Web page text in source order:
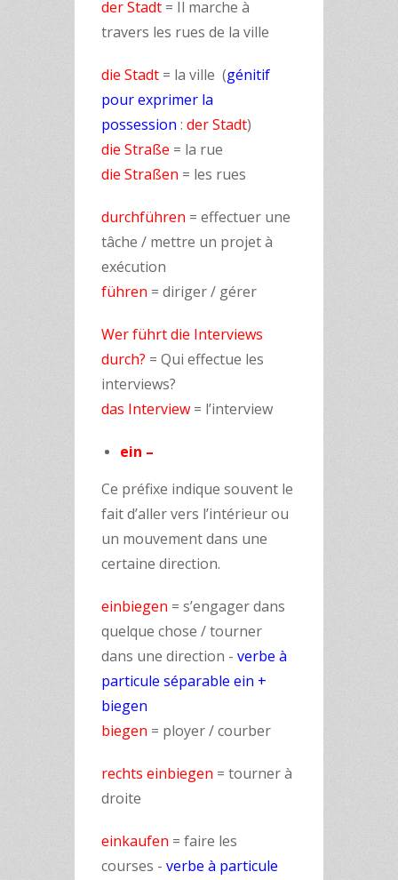
der Stadt = Il marche à
travers les rues de la ville
die Stadt = la ville (génitif
pour exprimer la
possession : der Stadt)
die Straße = la rue
die Straßen = les rues
durchführen = effectuer une
tâche / mettre un projet à
exécution
führen = diriger / gérer
Wer führt die Interviews
durch? = Qui effectue les
interviews?
das Interview = l’interview
ein –
Ce préfixe indique souvent le
fait d’aller vers l’intérieur ou
un mouvement dans une
certaine direction.
einbiegen = s’engager dans
quelque chose / tourner
dans une direction - verbe à
particule séparable ein +
biegen
biegen = ployer / courber
rechts einbiegen = tourner à
droite
einkaufen = faire les
courses - verbe à particule